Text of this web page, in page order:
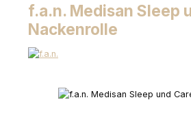
f.a.n. Medisan Sleep
Nackenrolle
Bildergalerie überspringen